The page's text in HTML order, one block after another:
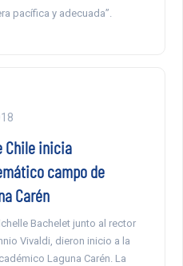
pacífica y adecuada”.
Chile inicia
campo de
Carén
Bachelet junto al rector
Vivaldi, dieron inicio a la
Laguna Carén. La